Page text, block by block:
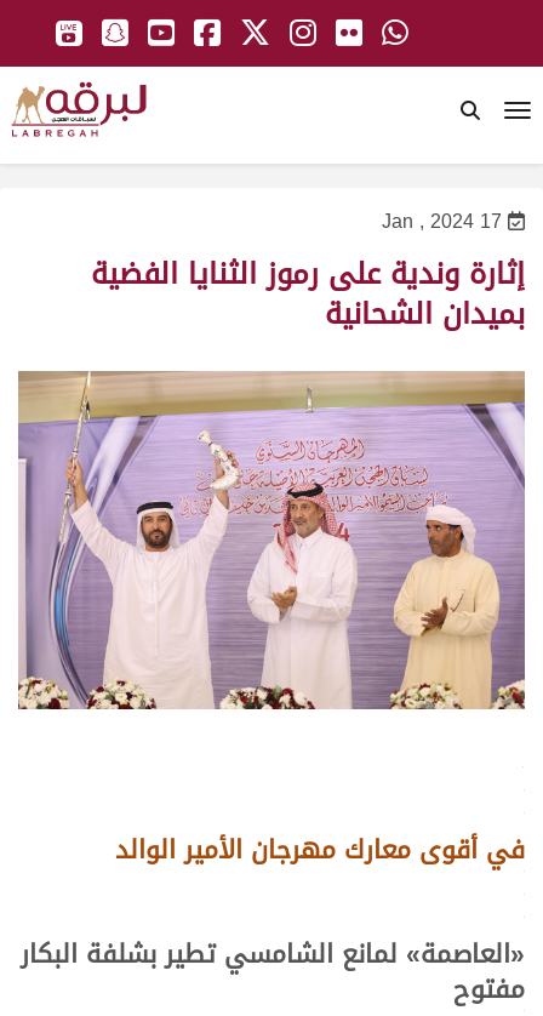
17 Jan , 2024
إثارة وندية على رموز الثنايا الفضية
بميدان الشحانية
.
.
.
في أقوى معارك مهرجان الأمير الوالد.
.
.
«العاصمة» لمانع الشامسي تطير بشلفة البكار
مفتوح.